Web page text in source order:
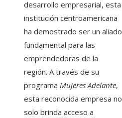
desarrollo empresarial, esta
institución centroamericana
ha demostrado ser un aliado
fundamental para las
emprendedoras de la
región. A través de su
programa Mujeres Adelante,
esta reconocida empresa no
solo brinda acceso a